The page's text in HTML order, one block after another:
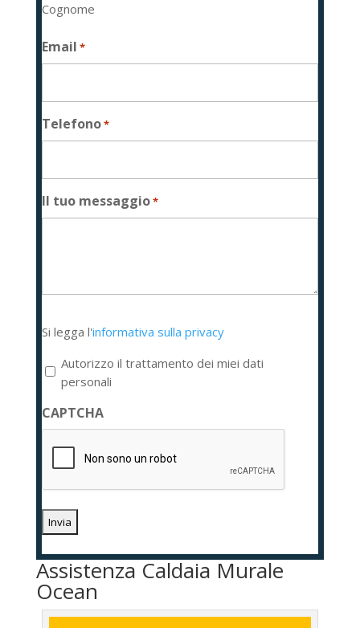
Cognome
Email *
Telefono*
Il tuo messaggio*
legga
l'informativa
sulla
privacy
*
Si legga l'informativa sulla privacy
Autorizzo il trattamento dei miei dati
personali
CAPTCHA
Assistenza Caldaia Murale
Ocean